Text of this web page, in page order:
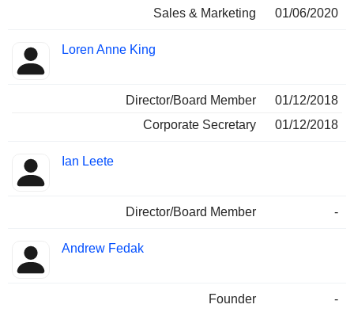
Sales & Marketing 01/06/2020
Loren Anne King
Director/Board Member
01/12/2018
Corporate Secretary
01/12/2018
Ian Leete
Director/Board Member -
Andrew Fedak
Founder -